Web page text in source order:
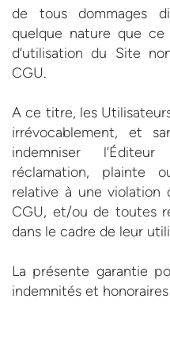
de tous dommages
quelque nature que
d’utilisation du Site
CGU.
A ce titre, les
irrévocablement, et
indemniser
réclamation, plainte
relative à une violation
CGU, et/ou de toutes
dans le cadre de leur
La présente garantie
indemnités et honoraires